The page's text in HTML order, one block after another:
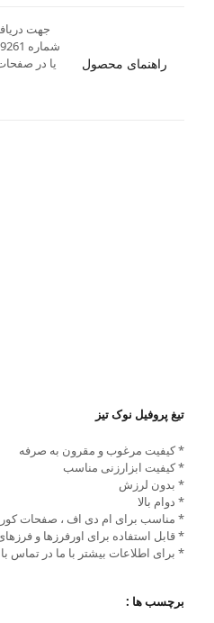
راهنمای محصول
جهت
یا در
تیغ پروفیل نوک تیز
* کیفیت مرغوب و مقرون به صرفه
* کیفیت ابزارزنی مناسب
* بدون لرزش
* دوام بالا
* مناسب برای ام دی اف ، صفحات
* قابل استفاده برای اورفرزها و
* برای اطلاعات بیشتر با ما در تماس
برچسب ها :